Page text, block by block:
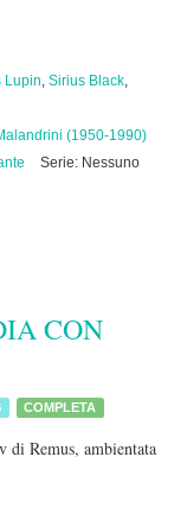
Lupin, Sirius Black,
(1950-1990)
Serie: Nessuno
CON
COMPLETA
di Remus, ambientata